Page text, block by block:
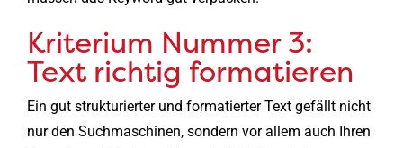
Kriterium Nummer 3:
Text richtig formatieren
Ein gut strukturierter und formatierter Text gefällt nicht
nur den Suchmaschinen, sondern vor allem auch Ihren